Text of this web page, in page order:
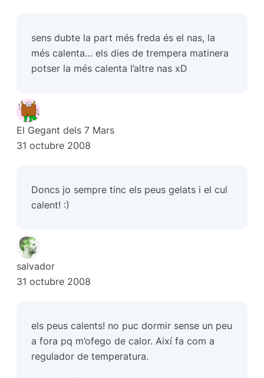
sens dubte la part més freda és el nas, la
més calenta… els dies de trempera matinera
potser la més calenta l’altre nas xD
El Gegant dels 7 Mars
31 octubre 2008
Doncs jo sempre tinc els peus gelats i el cul
calent! :)
salvador
31 octubre 2008
els peus calents! no puc dormir sense un peu
a fora pq m’ofego de calor. Així fa com a
regulador de temperatura.